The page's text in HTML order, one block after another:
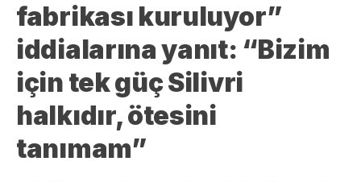
fabrikası kuruluyor”
iddialarına yanıt: “Bizim
için tek güç Silivri
halkıdır, ötesini
tanımam”